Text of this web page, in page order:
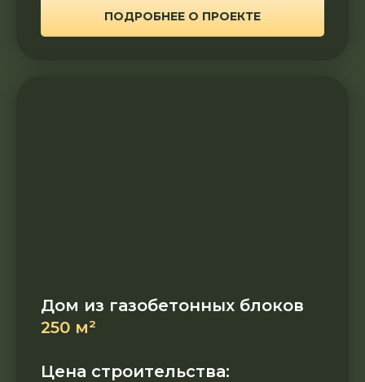
ПОДРОБНЕЕ О ПРОЕКТЕ
Дом из газобетонных блоков
250 м²
Цена строительства: